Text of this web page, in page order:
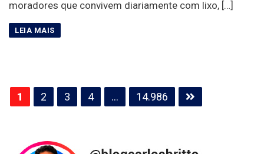
moradores que convivem diariamente com lixo, […]
Paginação
de
1 2 3 4 … 14.986